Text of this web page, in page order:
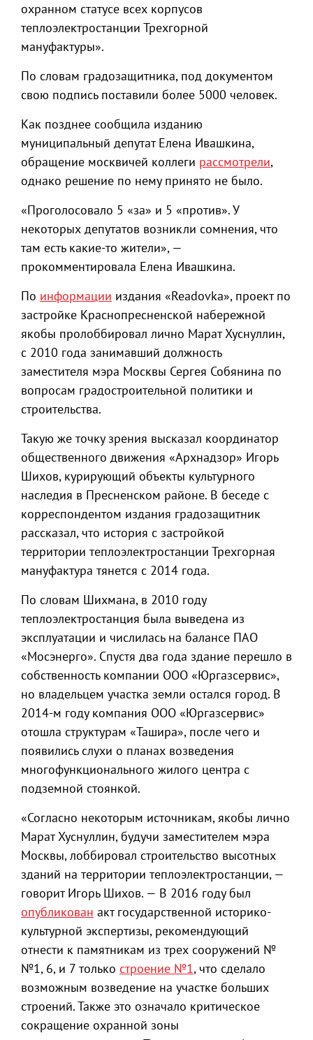
охранном статусе всех корпусов
теплоэлектростанции Трехгорной
мануфактуры».
По словам градозащитника, под документом
свою подпись поставили более 5000 человек.
Как позднее сообщила изданию
муниципальный депутат Елена Ивашкина,
обращение москвичей коллеги рассмотрели,
однако решение по нему принято не было.
«Проголосовало 5 «за» и 5 «против». У
некоторых депутатов возникли сомнения, что
там есть какие-то жители», —
прокомментировала Елена Ивашкина.
По информации издания «Readovka», проект по
застройке Краснопресненской набережной
якобы пролоббировал лично Марат Хуснуллин,
с 2010 года занимавший должность
заместителя мэра Москвы Сергея Собянина по
вопросам градостроительной политики и
строительства.
Такую же точку зрения высказал координатор
общественного движения «Архнадзор» Игорь
Шихов, курирующий объекты культурного
наследия в Пресненском районе. В беседе с
корреспондентом издания градозащитник
рассказал, что история с застройкой
территории теплоэлектростанции Трехгорная
мануфактура тянется с 2014 года.
По словам Шихмана, в 2010 году
теплоэлектростанция была выведена из
эксплуатации и числилась на балансе ПАО
«Мосэнерго». Спустя два года здание перешло в
собственность компании ООО «Юргазсервис»,
но владельцем участка земли остался город. В
2014-м году компания ООО «Юргазсервис»
отошла структурам «Ташира», после чего и
появились слухи о планах возведения
многофункционального жилого центра с
подземной стоянкой.
«Согласно некоторым источникам, якобы лично
Марат Хуснуллин, будучи заместителем мэра
Москвы, лоббировал строительство высотных
зданий на территории теплоэлектростанции, —
говорит Игорь Шихов. — В 2016 году был
опубликован акт государственной историко-
культурной экспертизы, рекомендующий
отнести к памятникам из трех сооружений №
№1, 6, и 7 только строение №1, что сделало
возможным возведение на участке больших
строений. Также это означало критическое
сокращение охранной зоны